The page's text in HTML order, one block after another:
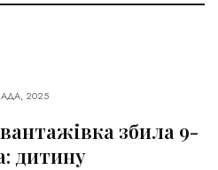
2025
збила 9-
дитину